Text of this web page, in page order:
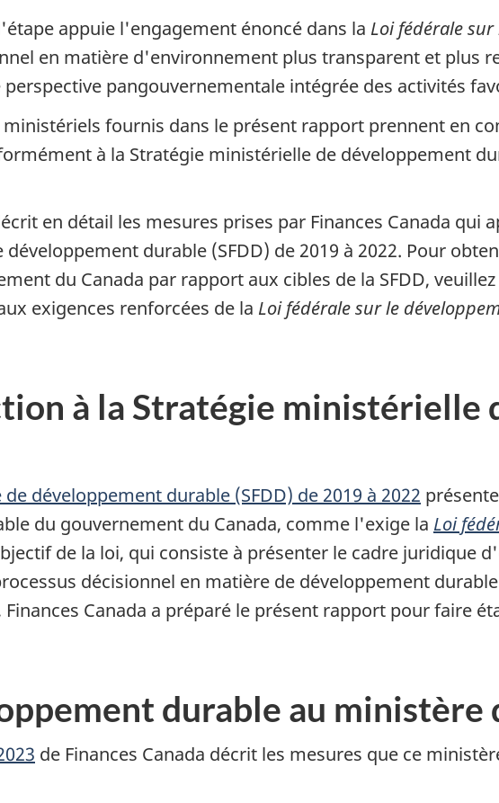
appuie l'engagement énoncé dans la Loi fédérale
en matière d'environnement plus transparent et plus
pangouvernementale intégrée des activités
ministériels fournis dans le présent rapport prennent en
à la Stratégie ministérielle de développement
en détail les mesures prises par Finances Canada qui
développement durable (SFDD) de 2019 à 2022. Pour
du Canada par rapport aux cibles de la SFDD,
exigences renforcées de la Loi fédérale sur le
à la Stratégie ministérielle
développement durable (SFDD) de 2019 à 2022
du gouvernement du Canada, comme l'exige la Loi
de la loi, qui consiste à présenter le cadre juridique
décisionnel en matière de développement
Canada a préparé le présent rapport pour faire
durable au ministère
de Finances Canada décrit les mesures que ce